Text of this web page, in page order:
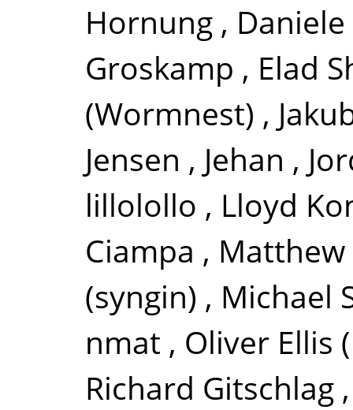
Hornung ,
Groskamp , Elad
(Wormnest) ,
Jensen , Jehan ,
lillolollo , Lloyd
Ciampa , Matthew
(syngin) , Michael
nmat , Oliver Ellis
Richard Gitschlag